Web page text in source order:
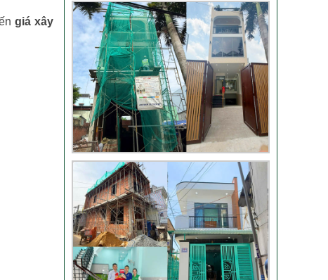
giá xây
Thi công móng nhà
có sàn vượt nhịp tại
Hóc Môn
Đánh giá của khách
hàng xây nhà 3 tầng
tại Thủ Đức
Video đánh giá của
khách hàng anh Hào
Quận Gò Vấp-Xây
nhà trọn gói